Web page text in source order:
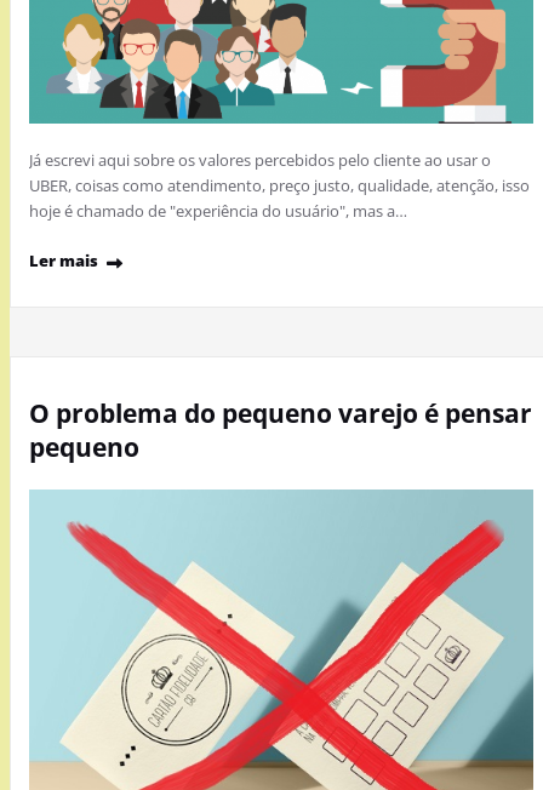
Já escrevi aqui sobre os valores percebidos pelo cliente ao usar o
UBER, coisas como atendimento, preço justo, qualidade, atenção, isso
hoje é chamado de "experiência do usuário", mas a…
Ler mais
O problema do pequeno varejo é pensar
pequeno